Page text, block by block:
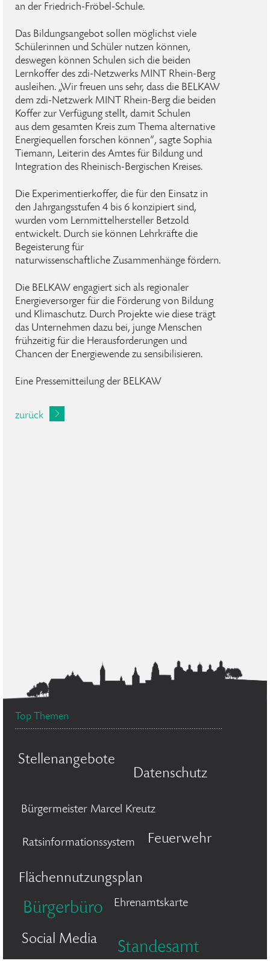
an der Friedrich-Fröbel-Schule.
Das Bildungsangebot sollen möglichst viele
Schülerinnen und Schüler nutzen können,
deswegen können Schulen sich die beiden
Lernkoffer des zdi-Netzwerks MINT Rhein-Berg
ausleihen. „Wir freuen uns sehr, dass die BELKAW
dem zdi-Netzwerk MINT Rhein-Berg die beiden
Koffer zur Verfügung stellt, damit Schulen
aus dem gesamten Kreis zum Thema alternative
Energiequellen forschen können“, sagte Sophia
Tiemann, Leiterin des Amtes für Bildung und
Integration des Rheinisch-Bergischen Kreises.
Die Experimentierkoffer, die für den Einsatz in
den Jahrgangsstufen 4 bis 6 konzipiert sind,
wurden vom Lernmittelhersteller Betzold
entwickelt. Durch sie können Lehrkräfte die
Begeisterung für
naturwissenschaftliche Zusammenhänge fördern.
Die BELKAW engagiert sich als regionaler
Energieversorger für die Förderung von Bildung
und Klimaschutz. Durch Projekte wie diese trägt
das Unternehmen dazu bei, junge Menschen
frühzeitig für die Herausforderungen und
Chancen der Energiewende zu sensibilisieren.
Eine Pressemitteilung der BELKAW
zurück
Top Themen
Stellenangebote
Datenschutz
Bürgermeister Marcel Kreutz
Ratsinformationssystem Feuerwehr
Flächennutzungsplan
Bürgerbüro Ehrenamtskarte
Social Media Standesamt